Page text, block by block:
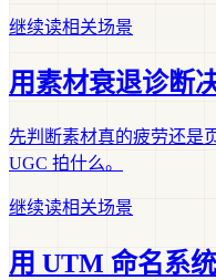
继续读相关场景
用素材衰退诊断
先判断素材真的疲劳还是
UGC 拍什么。
继续读相关场景
用 UTM 命名系